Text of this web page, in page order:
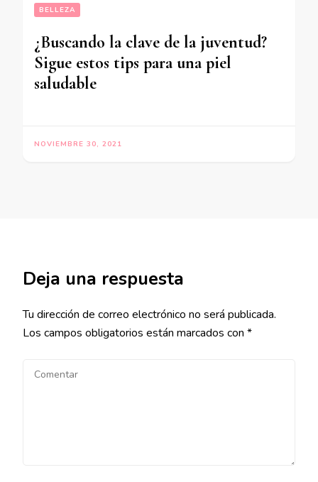
BELLEZA
¿Buscando la clave de la juventud?
Sigue estos tips para una piel
saludable
NOVIEMBRE 30, 2021
Deja una respuesta
Tu dirección de correo electrónico no será publicada.
Los campos obligatorios están marcados con *